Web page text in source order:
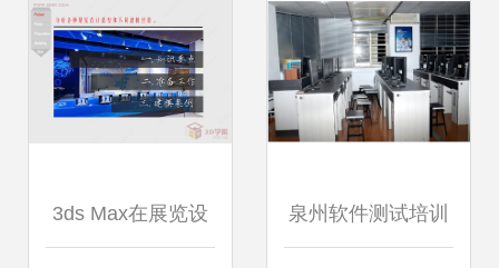
3ds Max在展览设 泉州软件测试培训